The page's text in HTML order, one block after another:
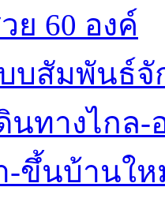
ย 60 องค์
บสัมพันธ์จั
นทางไกล-
-ขึ้นบ้านใ